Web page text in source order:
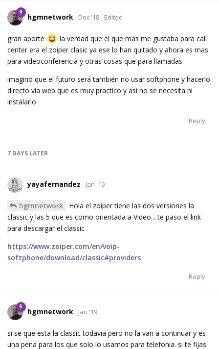
hgmnetwork Dec '18 Edited
gran aporte
la verdad que el que mas me gustaba para call
center era el zoiper clasic ya ese lo han quitado y ahora es mas
para videoconferencia y otras cosas que para llamadas.
imagino que el futuro será también no usar softphone y hacerlo
directo via web que es muy practico y asi no se necesita ni
instalarlo
Reply
7 DAYS LATER
yayafernandez Jan '19
hgmnetwork
Hola el zoiper tiene las dos versiones la
classic y las 5 que es como orientada a Video... te paso el link
para descargar el classic
https://www.zoiper.com/en/voip-
softphone/download/classic#providers
Reply
hgmnetwork Jan '19
si se que esta la classic todavia pero no la van a continuar y es
una pena para los que solo lo usamos para telefonia. si te fijas